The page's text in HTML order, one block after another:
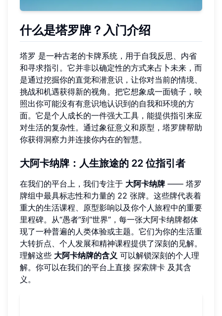
什么是塔罗牌？入门介绍
塔罗 是一种古老的卡牌系统，用于自我反思、内省
和寻求指引。它并非以确定性的方式来占卜未来，而
是通过挖掘你的直觉和潜意识，让你对当前的情境、
挑战和机遇获得新的视角。把它想象成一面镜子，映
照出你可能没有有意识地认识到的自我和环境的方
面。它是个人成长的一件强大工具，能提供指引来应
对生活的复杂性。通过象征意义和原型，塔罗牌帮助
你获得洞察力并连接你内在的智慧。
大阿卡纳牌：人生旅途的 22 位指引者
在我们的平台上，我们专注于 大阿卡纳牌 —— 塔罗
牌组中最具标志性和力量的 22 张牌。这些牌代表着
重大的生活课程、原型影响以及你个人旅程中的重要
里程碑。从“愚者”到“世界”，每一张大阿卡纳牌都体
现了一种普遍的人类体验或主题。它们为你的生活重
大转折点、个人发展和精神课程提供了深刻的见解。
理解这些 大阿卡纳牌的含义 可以解锁深刻的个人理
解。你可以在我们的平台上直接 探索牌卡 及其含
义。